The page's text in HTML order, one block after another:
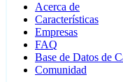
Acerca de
Características
Empresas
FAQ
Base de Datos de
Comunidad